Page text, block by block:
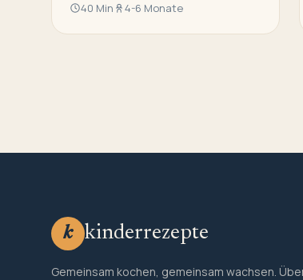
40 Min 4-6 Monate
k kinderrezepte
Gemeinsam kochen, gemeinsam wachsen.